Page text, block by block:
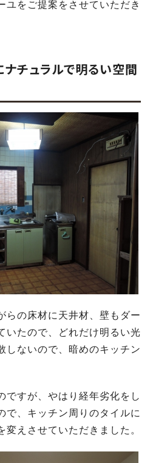
ユをご提案をさせていただき
チュラルで明るい空間
らの床材に天井材、壁もダー
いたので、どれだけ明るい光
しないので、暗めのキッチン
ですが、やはり経年劣化をし
で、キッチン周りのタイルに
変えさせていただきました。